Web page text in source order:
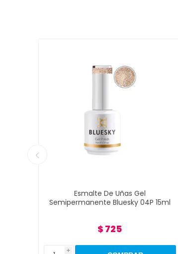
Esmalte De Uñas Gel
Semipermanente Bluesky 04P 15ml